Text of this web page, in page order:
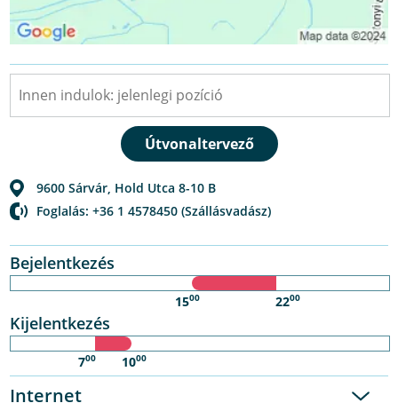
9600 Sárvár Hold Utca 8-10 B
Foglalás: +36 1 4578450 (Szállásvadász)
Bejelentkezés
1500 2200
Kijelentkezés
700 1000
Internet